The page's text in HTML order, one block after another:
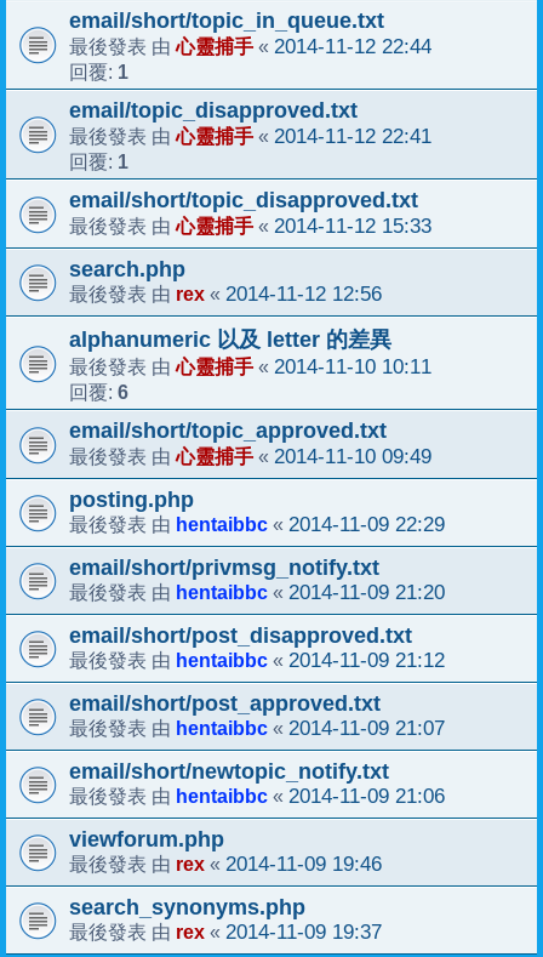
email/short/topic_in_queue.txt
最後發表 由心靈捕手 « 2014-11-12 22:44
回覆: 1
email/topic_disapproved.txt
最後發表 由心靈捕手 « 2014-11-12 22:41
回覆: 1
email/short/topic_disapproved.txt
最後發表 由心靈捕手 « 2014-11-12 15:33
search.php
最後發表 由 rex « 2014-11-12 12:56
alphanumeric 以及 letter 的差異
最後發表 由心靈捕手 « 2014-11-10 10:11
回覆: 6
email/short/topic_approved.txt
最後發表 由心靈捕手 « 2014-11-10 09:49
posting.php
最後發表 由 hentaibbc « 2014-11-09 22:29
email/short/privmsg_notify.txt
最後發表 由 hentaibbc « 2014-11-09 21:20
email/short/post_disapproved.txt
最後發表 由 hentaibbc « 2014-11-09 21:12
email/short/post_approved.txt
最後發表 由 hentaibbc « 2014-11-09 21:07
email/short/newtopic_notify.txt
最後發表 由 hentaibbc « 2014-11-09 21:06
viewforum.php
最後發表 由 rex « 2014-11-09 19:46
search_synonyms.php
最後發表 由 rex « 2014-11-09 19:37